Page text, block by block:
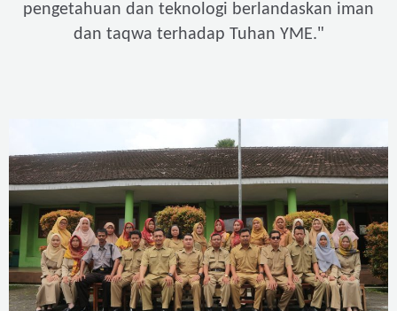
pengetahuan dan teknologi berlandaskan iman
dan taqwa terhadap Tuhan YME."